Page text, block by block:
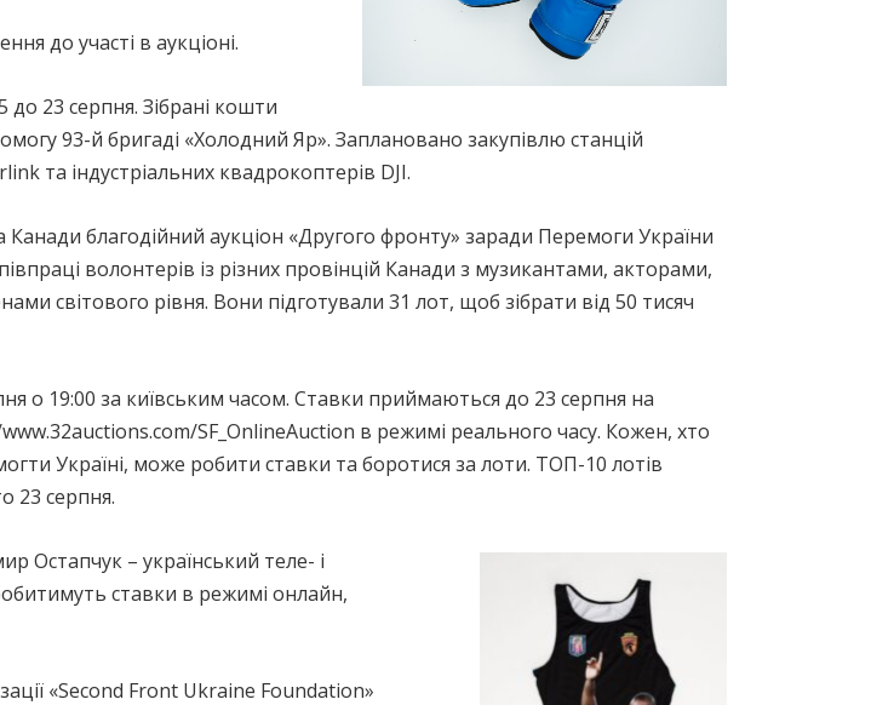
до участі в аукціоні.
23 серпня. Зібрані кошти
93-й бригаді «Холодний Яр». Заплановано закупівлю станцій
та індустріальних квадрокоптерів DJI.
Канади благодійний аукціон «Другого фронту» заради Перемоги України
волонтерів із різних провінцій Канади з музикантами, акторами,
світового рівня. Вони підготували 31 лот, щоб зібрати від 50 тисяч
о 19:00 за київським часом. Ставки приймаються до 23 серпня на
SF_OnlineAuction в режимі реального часу. Кожен, хто
Україні, може робити ставки та боротися за лоти. ТОП-10 лотів
23 серпня.
Остапчук – український теле- і
ставки в режимі онлайн,
«Second Front Ukraine Foundation»